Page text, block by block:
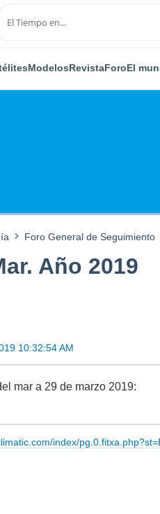
ModelosRevistaForoEl
Foro General de Seguimiento
Año 2019
10:32:54 AM
mar a 29 de marzo 2019:
index/